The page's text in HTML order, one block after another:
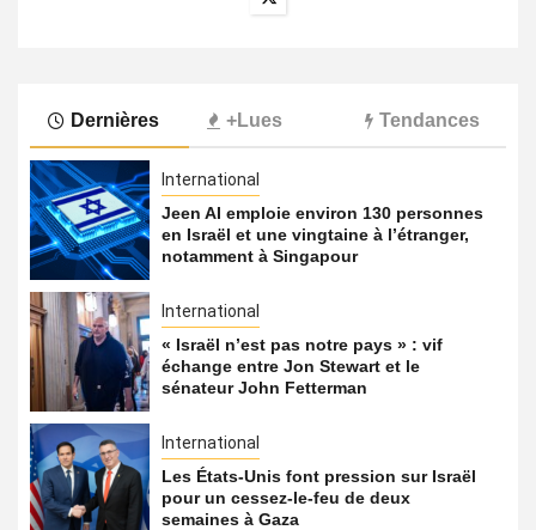
Dernières +Lues Tendances
International
Jeen AI emploie environ 130 personnes
en Israël et une vingtaine à l’étranger,
notamment à Singapour
International
« Israël n’est pas notre pays » : vif
échange entre Jon Stewart et le
sénateur John Fetterman
International
Les États-Unis font pression sur Israël
pour un cessez-le-feu de deux
semaines à Gaza